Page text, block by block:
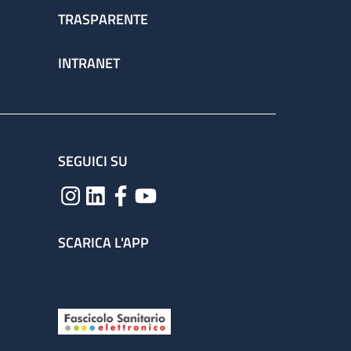
TRASPARENTE
INTRANET
SEGUICI SU
SCARICA L'APP